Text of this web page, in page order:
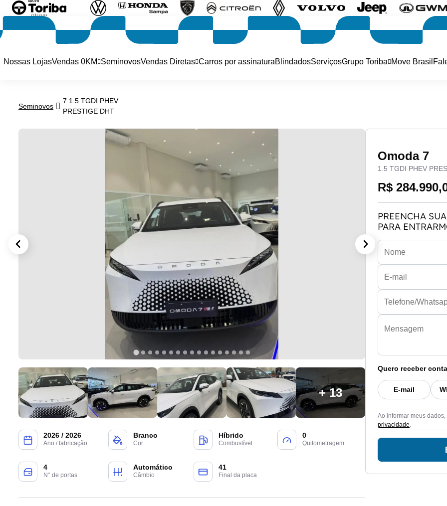
Nossas LojasVendas 0KM SeminovosVendas Diretas Carros por assinaturaBlindadosServiçosGrupo Toriba Move Brasil
Seminovos
7 1.5 TGDI PHEV
PRESTIGE DHT
+ 13
2026 / 2026
Ano / fabricação
Branco
Cor
Híbrido
Combustível
0
Quilometragem
4
N° de portas
Automático
Câmbio
41
Final da placa
Omoda 7
1.5 TGDI PHEV
R$
PREENCHA
PARA
Quero receber
E-mail
Ao informar meus
privacidade.